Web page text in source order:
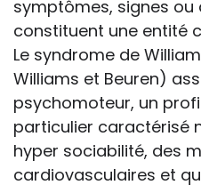
symptômes, signes ou
constituent une entité
Le syndrome de
Williams et Beuren)
psychomoteur, un
particulier caractérisé
hyper sociabilité, des
cardiovasculaires et
évidemment dans
apprécier in